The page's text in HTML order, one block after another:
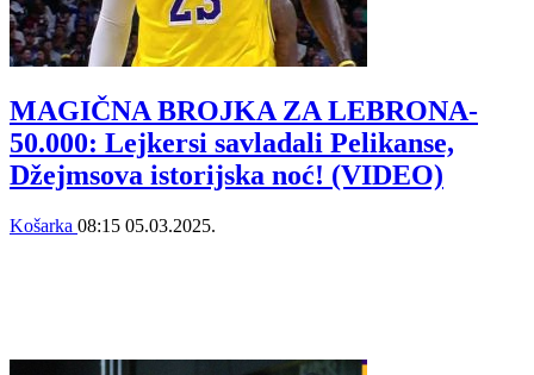
MAGIČNA BROJKA ZA LEBRONA-
50.000: Lejkersi savladali Pelikanse,
Džejmsova istorijska noć! (VIDEO)
Košarka 08:15 05.03.2025.